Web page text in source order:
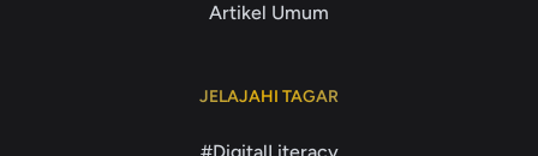
Artikel Umum
JELAJAHI TAGAR